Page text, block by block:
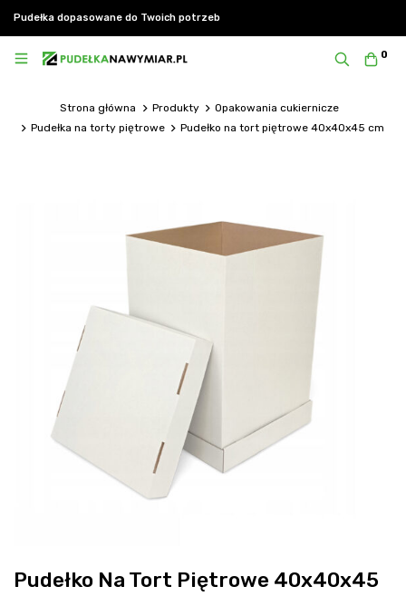
Pudełka dopasowane do Twoich potrzeb
0
Strona główna Produkty
Opakowania cukiernicze
Pudełka na torty piętrowe
Pudełko na tort piętrowe 40x40x45 cm
Pudełko Na Tort Piętrowe 40x40x45